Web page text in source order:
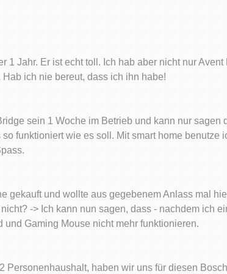
1 Jahr. Er ist echt toll. Ich hab aber nicht nur
ich nie bereut, dass ich ihn habe!
sein 1 Woche im Betrieb und kann nur
funktioniert wie es soll. Mit smart home benutze
gekauft und wollte aus gegebenem Anlass mal
-> Ich kann nun sagen, dass - nachdem ich
Gaming Mouse nicht mehr funktionieren.
Personenhaushalt, haben wir uns für diesen